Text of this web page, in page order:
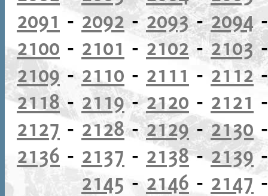
2091 -2092 -2093-2094
2100 - 2101 - 2102-2103
2109- 2110 - 2111 - 2112
2118- 2119-2120 - 2121
2127 - 2128-2129-2130
2136 - 2137 - 2138-2139
2145 - 2146 - 2147